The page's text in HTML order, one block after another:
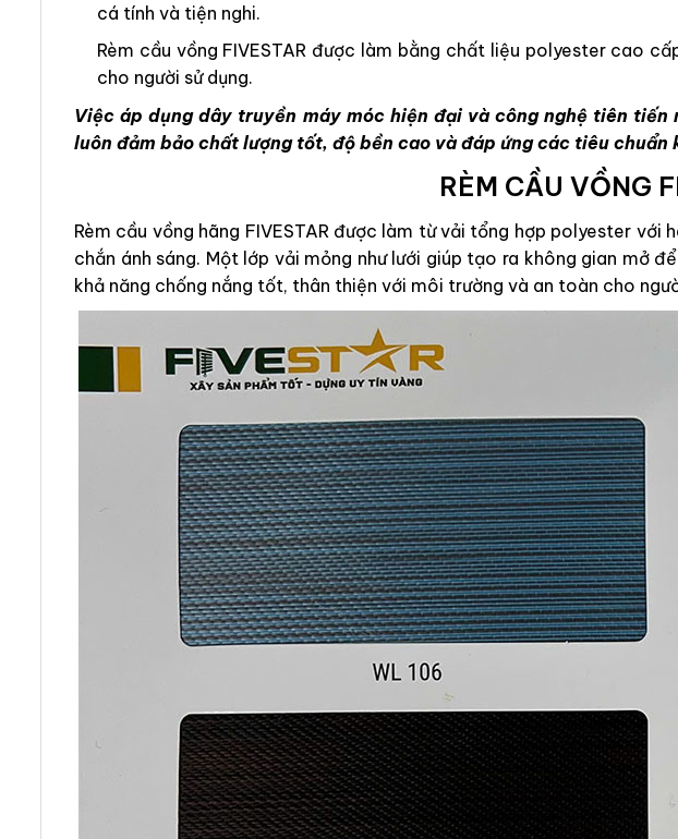
cá tính và tiện nghi.
Rèm cầu vồng FIVESTAR được làm bằng chất liệu polyester cao
cho người sử dụng.
Việc áp dụng dây truyền máy móc hiện đại và công nghệ tiên
luôn đảm bảo chất lượng tốt, độ bền cao và đáp ứng các tiêu
RÈM CẦU VỒNG
Rèm cầu vồng hãng FIVESTAR được làm từ vải tổng hợp polyester
chắn ánh sáng. Một lớp vải mỏng như lưới giúp tạo ra không gian mở
khả năng chống nắng tốt, thân thiện với môi trường và an toàn cho